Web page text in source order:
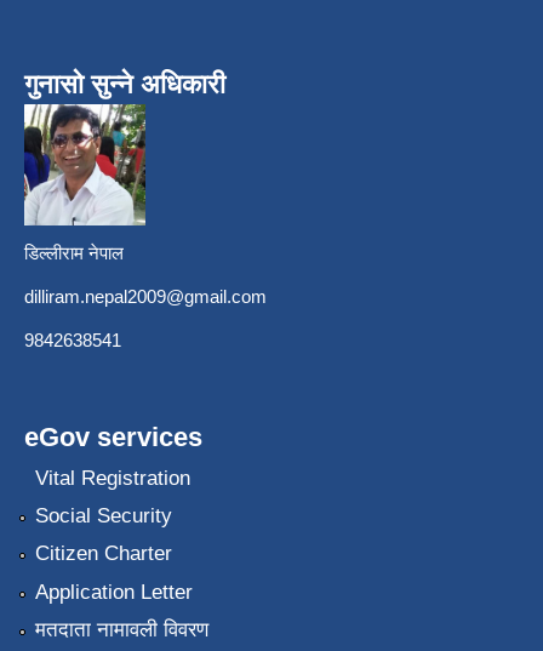
गुनासो सुन्ने अधिकारी
डिल्लीराम नेपाल
dilliram.nepal2009@gmail.com
9842638541
eGov services
Vital Registration
Social Security
Citizen Charter
Application Letter
मतदाता नामावली विवरण